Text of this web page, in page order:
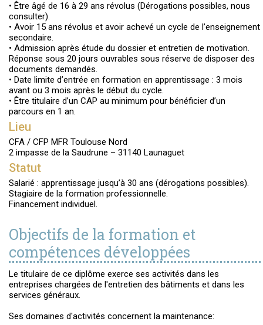
• Être âgé de 16 à 29 ans révolus (Dérogations possibles, nous
consulter).
• Avoir 15 ans révolus et avoir achevé un cycle de l’enseignement
secondaire.
• Admission après étude du dossier et entretien de motivation.
Réponse sous 20 jours ouvrables sous réserve de disposer des
documents demandés.
• Date limite d’entrée en formation en apprentissage : 3 mois
avant ou 3 mois après le début du cycle.
• Être titulaire d’un CAP au minimum pour bénéficier d’un
parcours en 1 an.
Lieu
CFA / CFP MFR Toulouse Nord
2 impasse de la Saudrune – 31140 Launaguet
Statut
Salarié : apprentissage jusqu’à 30 ans (dérogations possibles).
Stagiaire de la formation professionnelle.
Financement individuel.
Objectifs de la formation et
compétences développées
Le titulaire de ce diplôme exerce ses activités dans les
entreprises chargées de l'entretien des bâtiments et dans les
services généraux.
Ses domaines d'activités concernent la maintenance: